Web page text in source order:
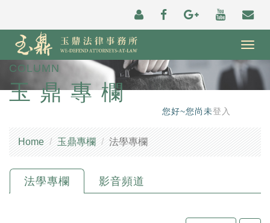
COLUMN
玉鼎專欄
您好~您尚未登入
Home 玉鼎專欄 法學專欄
法學專欄 影音頻道